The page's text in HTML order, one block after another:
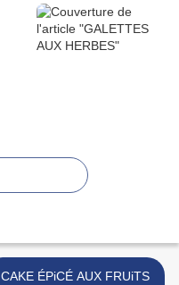
CAKE ÉPiCÉ AUX FRUiTS